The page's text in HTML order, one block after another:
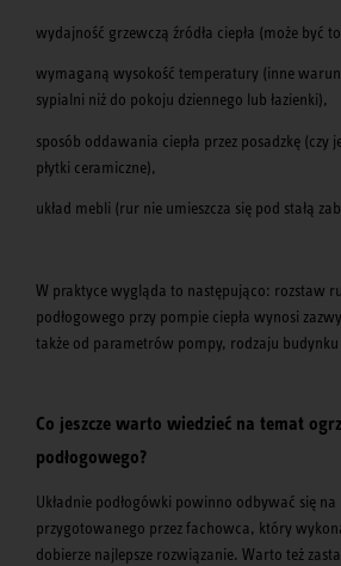
wydajność grzewczą źródła ciepła (może być
wymaganą wysokość temperatury (inne
sypialni niż do pokoju dziennego lub łazienki),
sposób oddawania ciepła przez posadzkę (czy
płytki ceramiczne),
układ mebli (rur nie umieszcza się pod stałą
W praktyce wygląda to następująco: rozstaw
podłogowego przy pompie ciepła wynosi
także od parametrów pompy, rodzaju budynku
Co jeszcze warto wiedzieć na temat
podłogowego?
Układnie podłogówki powinno odbywać się
przygotowanego przez fachowca, który
dobierze najlepsze rozwiązanie. Warto też